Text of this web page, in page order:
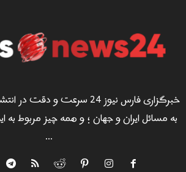
خبرگزاری فارس نیوز 24 سرعت و
به مسائل ایران و جهان ؛ و همه چیز مربوط به
...